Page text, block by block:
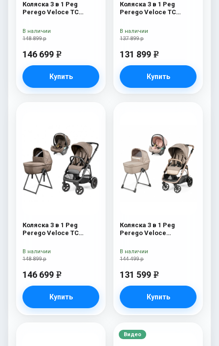
Коляска 3 в 1 Peg
Perego Veloce TC
Amour New
148 899 р
146 699 e
Купить
В наличии
Коляска 3 в 1 Peg
Perego Veloce TC
Shine
137 899 р
131 899 e
Купить
В наличии
Коляска 3 в 1 Peg
Perego Veloce TC
Bark New
148 899 р
146 699 e
Купить
В наличии
Коляска 3 в 1 Peg
Perego Veloce
Amour
144 499 р
131 599 e
Купить
В наличии
Видео